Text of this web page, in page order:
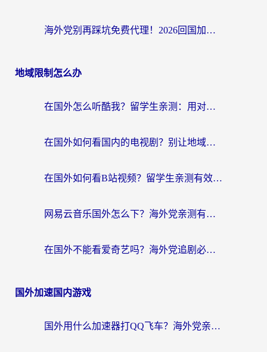
海外党别再踩坑免费代理！2026回国加速器全攻略：从选线到避坑，无缝访问国内资源
地域限制怎么办
在国外怎么听酷我？留学生亲测：用对加速器就能畅听国内音乐听书
在国外如何看国内的电视剧？别让地域限制成为追剧路上的绊脚石
在国外如何看B站视频？留学生亲测有效的回国加速器选择指南
网易云音乐国外怎么下？海外党亲测有效的回国加速器指南
在国外不能看爱奇艺吗？海外党追剧必看的回国加速器选择指南
国外加速国内游戏
国外用什么加速器打QQ飞车？海外党亲测有效的国服游戏加速指南